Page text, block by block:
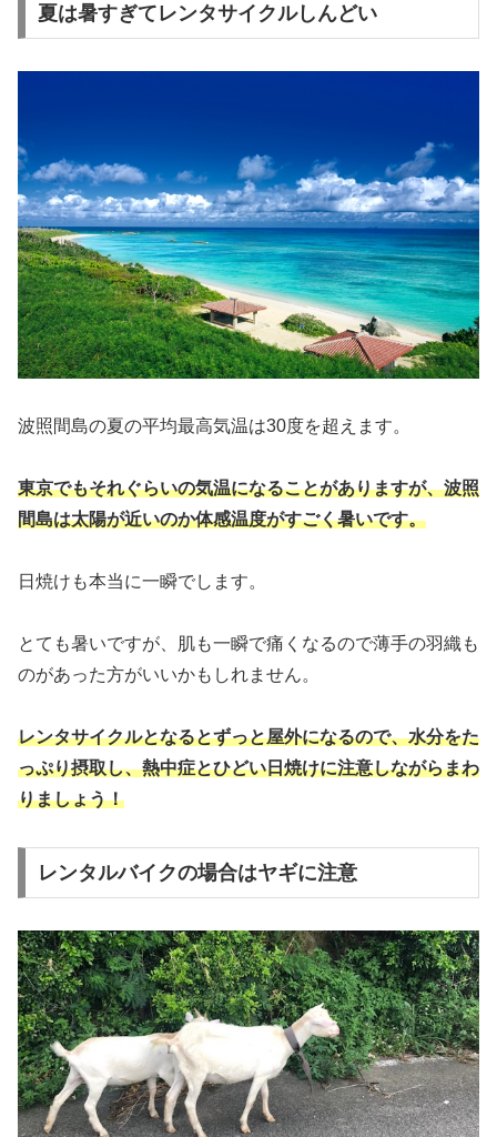
夏は暑すぎてレンタサイクルしんどい
波照間島の夏の平均最高気温は30度を超えます。
東京でもそれぐらいの気温になることがありますが、波照
間島は太陽が近いのか体感温度がすごく暑いです。
日焼けも本当に一瞬でします。
とても暑いですが、肌も一瞬で痛くなるので薄手の羽織も
のがあった方がいいかもしれません。
レンタサイクルとなるとずっと屋外になるので、水分をた
っぷり摂取し、熱中症とひどい日焼けに注意しながらまわ
りましょう！
レンタルバイクの場合はヤギに注意